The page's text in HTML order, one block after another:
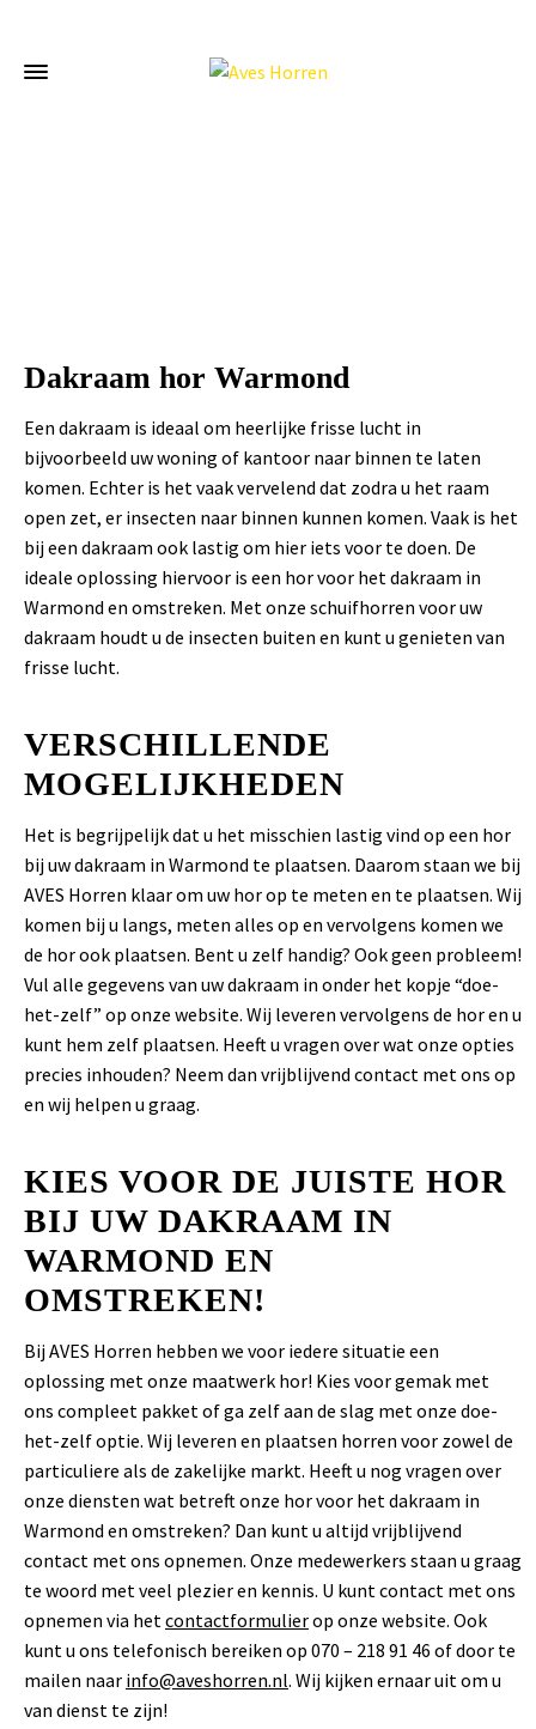
Dakraam hor Warmond
Een dakraam is ideaal om heerlijke frisse lucht in
bijvoorbeeld uw woning of kantoor naar binnen te laten
komen. Echter is het vaak vervelend dat zodra u het raam
open zet, er insecten naar binnen kunnen komen. Vaak is het
bij een dakraam ook lastig om hier iets voor te doen. De
ideale oplossing hiervoor is een hor voor het dakraam in
Warmond en omstreken. Met onze schuifhorren voor uw
dakraam houdt u de insecten buiten en kunt u genieten van
frisse lucht.
VERSCHILLENDE
MOGELIJKHEDEN
Het is begrijpelijk dat u het misschien lastig vind op een hor
bij uw dakraam in Warmond te plaatsen. Daarom staan we bij
AVES Horren klaar om uw hor op te meten en te plaatsen. Wij
komen bij u langs, meten alles op en vervolgens komen we
de hor ook plaatsen. Bent u zelf handig? Ook geen probleem!
Vul alle gegevens van uw dakraam in onder het kopje “doe-
het-zelf” op onze website. Wij leveren vervolgens de hor en u
kunt hem zelf plaatsen. Heeft u vragen over wat onze opties
precies inhouden? Neem dan vrijblijvend contact met ons op
en wij helpen u graag.
KIES VOOR DE JUISTE HOR
BIJ UW DAKRAAM IN
WARMOND EN
OMSTREKEN!
Bij AVES Horren hebben we voor iedere situatie een
oplossing met onze maatwerk hor! Kies voor gemak met
ons compleet pakket of ga zelf aan de slag met onze doe-
het-zelf optie. Wij leveren en plaatsen horren voor zowel de
particuliere als de zakelijke markt. Heeft u nog vragen over
onze diensten wat betreft onze hor voor het dakraam in
Warmond en omstreken? Dan kunt u altijd vrijblijvend
contact met ons opnemen. Onze medewerkers staan u graag
te woord met veel plezier en kennis. U kunt contact met ons
opnemen via hetcontactformulierop onze website. Ook
kunt u ons telefonisch bereiken op 070 – 218 91 46 of door te
mailen naar info@aveshorren.nl. Wij kijken ernaar uit om u
van dienst te zijn!